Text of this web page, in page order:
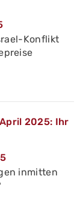
Konflikt
2025: Ihr
inmitten